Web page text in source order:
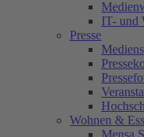
IT- und
Presse
Wohnen &